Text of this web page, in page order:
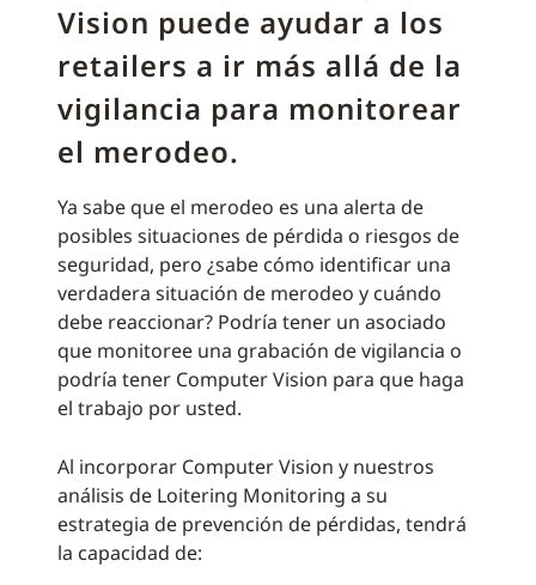
Vision puede ayudar a los
retailers a ir más allá de la
vigilancia para monitorear
el merodeo.
Ya sabe que el merodeo es una alerta de
posibles situaciones de pérdida o riesgos de
seguridad, pero ¿sabe cómo identificar una
verdadera situación de merodeo y cuándo
debe reaccionar? Podría tener un asociado
que monitoree una grabación de vigilancia o
podría tener Computer Vision para que haga
el trabajo por usted.
Al incorporar Computer Vision y nuestros
análisis de Loitering Monitoring a su
estrategia de prevención de pérdidas, tendrá
la capacidad de: